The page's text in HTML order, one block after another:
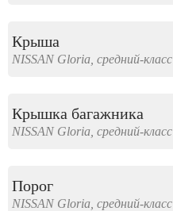
Крыша
NISSAN Gloria, средний-класс
Крышка багажника
NISSAN Gloria, средний-класс
Порог
NISSAN Gloria, средний-класс